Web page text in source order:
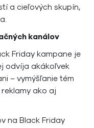
a cieľových skupín,
kanálov
Friday kampane je
odvíja akákoľvek
– vymýšľanie tém
reklamy ako aj
na Black Friday